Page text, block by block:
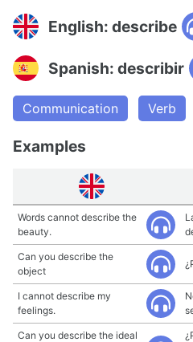
English: describe
Spanish: describir
Communication Verb
Examples
Words cannot describe the
beauty.
Can you describe the
object
I cannot describe my
feelings.
Can you describe the ideal